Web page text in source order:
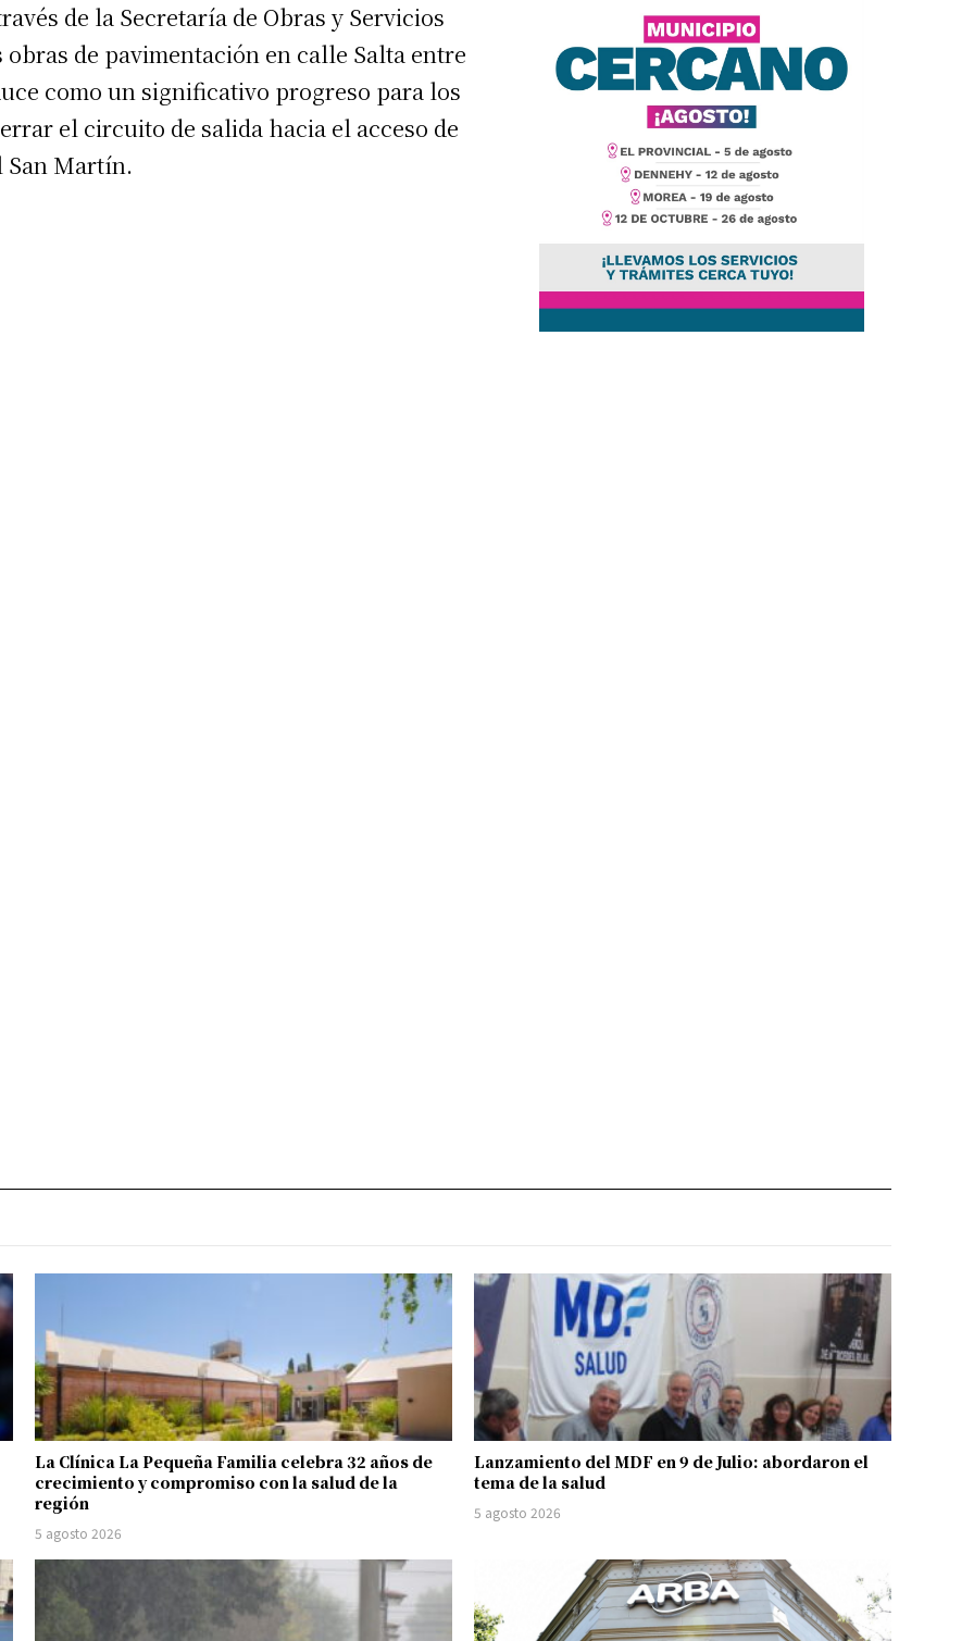
de la Secretaría de Obras y Servicios
de pavimentación en calle Salta entre
como un significativo progreso para los
el circuito de salida hacia el acceso de
San Martín.
La Clínica La Pequeña Familia celebra 32 años de
crecimiento y compromiso con la salud de la
región
5 agosto 2026
Lanzamiento del MDF en 9 de Julio: abordaron el
tema de la salud
5 agosto 2026